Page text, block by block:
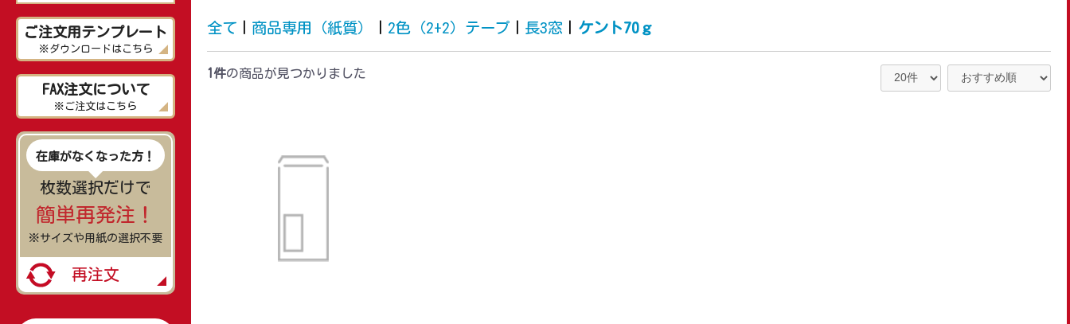
ご注文用テンプレート
※ダウンロードはこちら
FAX注文について
※ご注文はこちら
在庫がなくなった方！
枚数選択だけで
簡単再発注！
※サイズや用紙の選択不要
再注文
全て 商品専用（紙質） 2色（2+2）テープ 長3窓 ケント70ｇ
1件の商品が見つかりました